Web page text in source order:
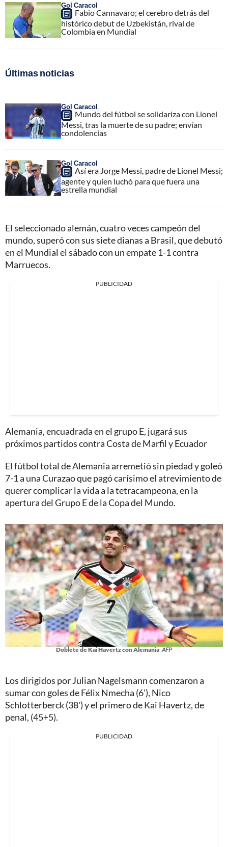
Gol Caracol
Fabio Cannavaro; el cerebro detrás del
histórico debut de Uzbekistán, rival de
Colombia en Mundial
Últimas noticias
Gol Caracol
Mundo del fútbol se solidariza con Lionel
Messi, tras la muerte de su padre; envían
condolencias
Gol Caracol
Así era Jorge Messi, padre de Lionel Messi;
agente y quien luchó para que fuera una
estrella mundial
El seleccionado alemán, cuatro veces campeón del
mundo, superó con sus siete dianas a Brasil, que debutó
en el Mundial el sábado con un empate 1-1 contra
Marruecos.
PUBLICIDAD
Alemania, encuadrada en el grupo E, jugará sus
próximos partidos contra Costa de Marfil y Ecuador
El fútbol total de Alemania arremetió sin piedad y goleó
7-1 a una Curazao que pagó carísimo el atrevimiento de
querer complicar la vida a la tetracampeona, en la
apertura del Grupo E de la Copa del Mundo.
Doblete de Kai Havertz con Alemania AFP
Los dirigidos por Julian Nagelsmann comenzaron a
sumar con goles de Félix Nmecha (6'), Nico
Schlotterberck (38') y el primero de Kai Havertz, de
penal, (45+5).
PUBLICIDAD